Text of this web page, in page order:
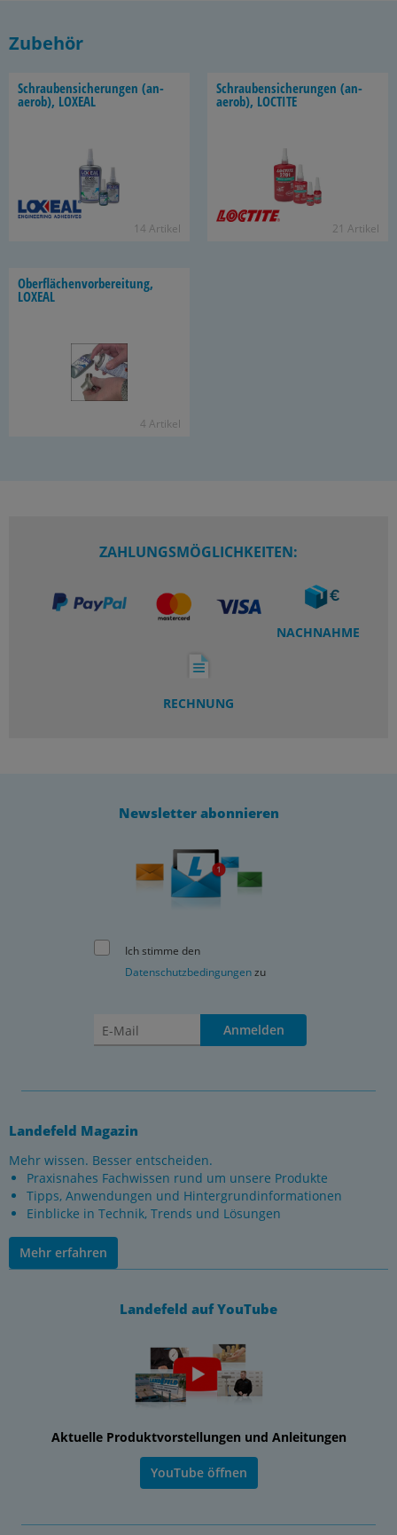
Zubehör
Schrau­ben­si­che­run­gen (an­
ae­rob), LO­XE­AL
14 Ar­ti­kel
Schrau­ben­si­che­run­gen (an­
ae­rob), LOC­TI­TE
21 Ar­ti­kel
Ober­flä­chen­vor­be­rei­tung,
LO­XE­AL
4 Ar­ti­kel
ZAHLUNGSMÖGLICHKEITEN:
NACHNAHME
RECHNUNG
Newsletter abonnieren
Ich stimme den
Datenschutzbedingungenzu
Anmelden
Landefeld Magazin
Mehr wissen. Besser entscheiden.
Praxisnahes Fachwissen rund um unsere Produkte
Tipps, Anwendungen und Hintergrundinformationen
Einblicke in Technik, Trends und Lösungen
Mehr erfahren
Landefeld auf YouTube
Aktuelle Produktvorstellungen und Anleitungen
YouTube öffnen